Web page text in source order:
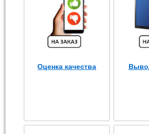
Оценка качества